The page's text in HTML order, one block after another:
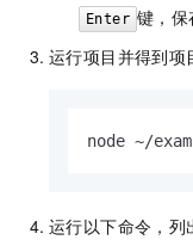
Enter 键，保
运行项目并得到项
node ~/
运行以下命令，列